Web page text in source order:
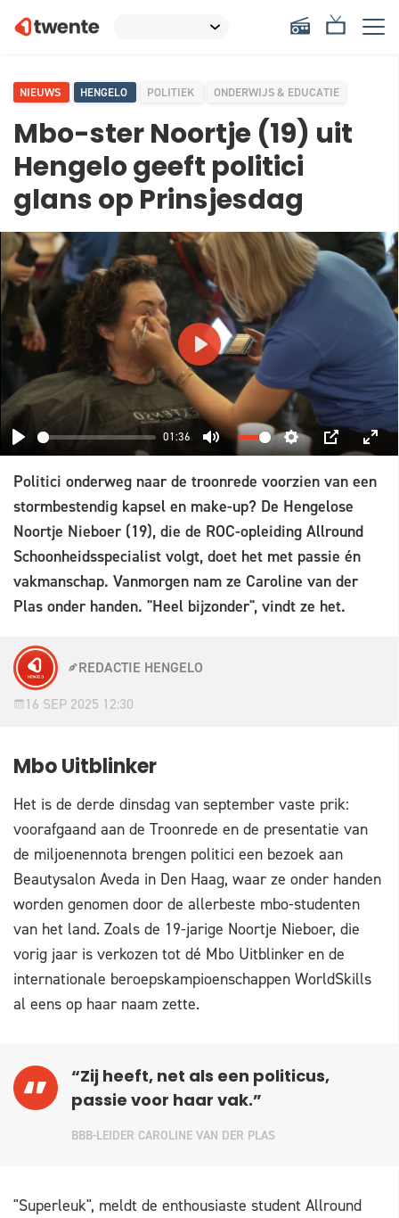
NIEUWS HENGELO POLITIEK ONDERWIJS & EDUCATIE
Mbo-ster Noortje (19) uit
Hengelo geeft politici
glans op Prinsjesdag
PLAY 01:36 MUTE
SETTINGS
PIP
PLAY
Politici onderweg naar de troonrede voorzien van een
stormbestendig kapsel en make-up? De Hengelose
Noortje Nieboer (19), die de ROC-opleiding Allround
Schoonheidsspecialist volgt, doet het met passie én
vakmanschap. Vanmorgen nam ze Caroline van der
Plas onder handen. "Heel bijzonder", vindt ze het.
REDACTIE HENGELO
16 SEP 2025 12:30
Mbo Uitblinker
Het is de derde dinsdag van september vaste prik:
voorafgaand aan de Troonrede en de presentatie van
de miljoenennota brengen politici een bezoek aan
Beautysalon Aveda in Den Haag, waar ze onder handen
worden genomen door de allerbeste mbo-studenten
van het land. Zoals de 19-jarige Noortje Nieboer, die
vorig jaar is verkozen tot dé Mbo Uitblinker en de
internationale beroepskampioenschappen WorldSkills
al eens op haar naam zette.
“Zij heeft, net als een politicus,
passie voor haar vak.”
BBB-LEIDER CAROLINE VAN DER PLAS
"Superleuk", meldt de enthousiaste student Allround